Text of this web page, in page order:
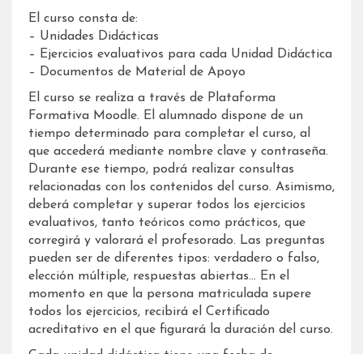
El curso consta de:
– Unidades Didácticas
– Ejercicios evaluativos para cada Unidad Didáctica
– Documentos de Material de Apoyo
El curso se realiza a través de Plataforma
Formativa Moodle. El alumnado dispone de un
tiempo determinado para completar el curso, al
que accederá mediante nombre clave y contraseña.
Durante ese tiempo, podrá realizar consultas
relacionadas con los contenidos del curso. Asimismo,
deberá completar y superar todos los ejercicios
evaluativos, tanto teóricos como prácticos, que
corregirá y valorará el profesorado. Las preguntas
pueden ser de diferentes tipos: verdadero o falso,
elección múltiple, respuestas abiertas… En el
momento en que la persona matriculada supere
todos los ejercicios, recibirá el Certificado
acreditativo en el que figurará la duración del curso.